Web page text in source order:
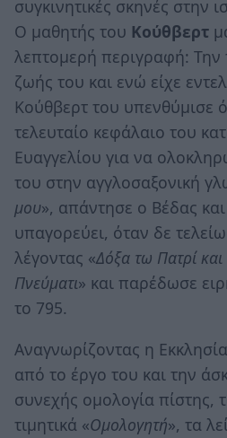
συγκινητικές σκηνές στην
Ο μαθητής του Κούθβερτ
λεπτομερή περιγραφή: Την
ζωής του και ενώ είχε
Κούθβερτ του υπενθύμισε
τελευταίο κεφάλαιο του
Ευαγγελίου για να
του στην αγγλοσαξονική
μου», απάντησε ο Βέδας
υπαγορεύει, όταν δε
λέγοντας «Δόξα τω Πατρί
Πνεύματι» και παρέδωσε
το 795.
Αναγνωρίζοντας η
από το έργο του και την
συνεχής ομολογία πίστης,
τιμητικά «Ομολογητή», τα